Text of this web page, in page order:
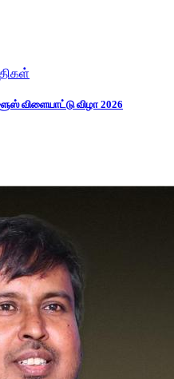
விளையாட்டு விழா 2026